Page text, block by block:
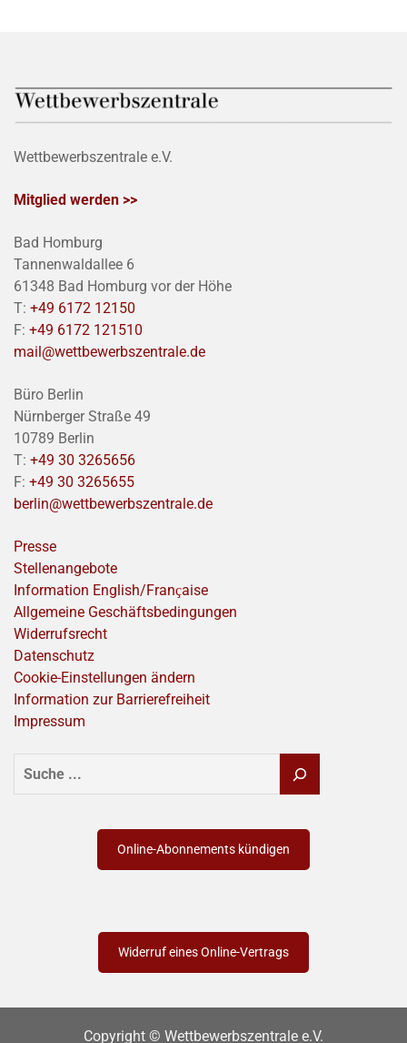
Wettbewerbszentrale e.V.
Mitglied werden >>
Bad Homburg
Tannenwaldallee 6
61348 Bad Homburg vor der Höhe
T: +49 6172 12150
F: +49 6172 121510
mail@wettbewerbszentrale.de
Büro Berlin
Nürnberger Straße 49
10789 Berlin
T: +49 30 3265656
F: +49 30 3265655
berlin@wettbewerbszentrale.de
Presse
Stellenangebote
Information English/Franҫaise
Allgemeine Geschäftsbedingungen
Widerrufsrecht
Datenschutz
Cookie-Einstellungen ändern
Information zur Barrierefreiheit
Impressum
SUCHEN
Online-Abonnements kündigen
Widerruf eines Online-Vertrags
Copyright © Wettbewerbszentrale e.V.